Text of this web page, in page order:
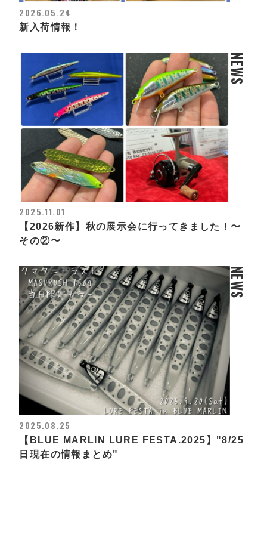
2026.05.24
新入荷情報！
NEWS
2025.11.01
【2026新作】秋の展示会に行ってきました！〜
その②〜
NEWS
2025.08.25
【BLUE MARLIN LURE FESTA.2025】"8/25
日現在の情報まとめ"